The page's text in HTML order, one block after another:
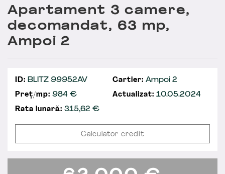
Apartament 3 camere,
decomandat, 63 mp,
Ampoi 2
ID: BLITZ 99952AV Cartier: Ampoi 2
Preț/mp: 984 € Actualizat: 10.05.2024
Rata lunară: 315,62 €
Calculator credit